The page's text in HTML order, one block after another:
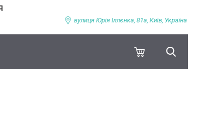
вулиця Юрія Іллєнка, 81а, Київ, Україна